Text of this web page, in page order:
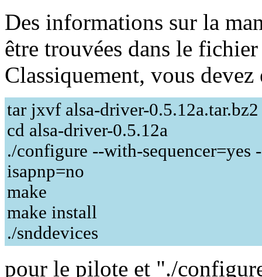
Des informations sur la
être trouvées dans le
Classiquement, vous devez
tar jxvf alsa-driver-0.5.12a.tar.bz2
cd alsa-driver-0.5.12a
./configure --with-sequencer=yes
isapnp=no
make
make install
./snddevices
pour le pilote et "./